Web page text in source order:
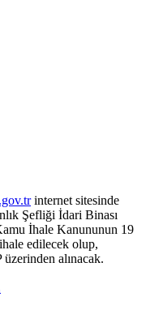
internet sitesinde
Şefliği İdari Binası
İhale Kanununun 19
edilecek olup,
alınacak.